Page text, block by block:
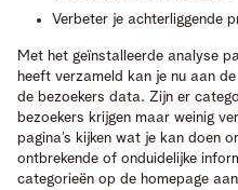
Verbeter je achterliggende
Met het geïnstalleerde analyse
heeft verzameld kan je nu aan
de bezoekers data. Zijn er
bezoekers krijgen maar weinig
pagina’s kijken wat je kan doen
ontbrekende of onduidelijke
categorieën op de homepage